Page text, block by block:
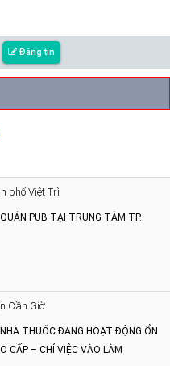
Đăng tin
phố Việt Trì
PUB TẠI TRUNG TÂM TP.
Cần Giờ
THUỐC ĐANG HOẠT ĐỘNG ỔN
CẤP – CHỈ VIỆC VÀO LÀM